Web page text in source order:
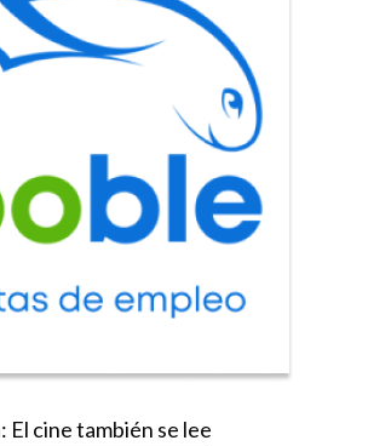
El cine también se lee